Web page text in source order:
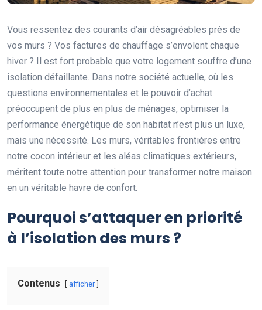
Vous ressentez des courants d’air désagréables près de
vos murs ? Vos factures de chauffage s’envolent chaque
hiver ? Il est fort probable que votre logement souffre d’une
isolation défaillante. Dans notre société actuelle, où les
questions environnementales et le pouvoir d’achat
préoccupent de plus en plus de ménages, optimiser la
performance énergétique de son habitat n’est plus un luxe,
mais une nécessité. Les murs, véritables frontières entre
notre cocon intérieur et les aléas climatiques extérieurs,
méritent toute notre attention pour transformer notre maison
en un véritable havre de confort.
Pourquoi s’attaquer en priorité
à l’isolation des murs ?
Contenus afficher